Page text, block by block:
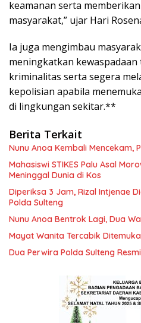
keamanan serta
masyarakat,” ujar Hari
Ia juga mengimbau
meningkatkan
kriminalitas serta segera
kepolisian apabila
di lingkungan sekitar.**
Berita Terkait
Nunu Anoa Kembali Mencekam,
Mahasiswi STIKES Palu Asal
Meninggal Dunia di Kos
Diperiksa 3 Jam, Rizal Intjenae
Polda Sulteng
Nunu Anoa Bentrok Lagi, Dua
Mayat Wanita Tercabik
Dua Perwira Polda Sulteng